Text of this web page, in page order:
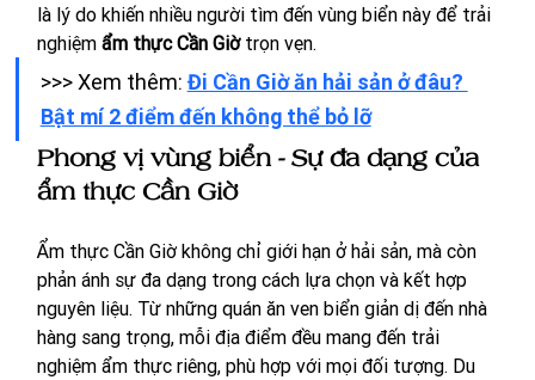
là lý do khiến nhiều người tìm đến vùng biển này để trải
nghiệm ẩm thực Cần Giờ trọn vẹn.
>>> Xem thêm: Đi Cần Giờ ăn hải sản ở đâu?
Bật mí 2 điểm đến không thể bỏ lỡ
Phong vị vùng biển - Sự đa dạng của
ẩm thực Cần Giờ
Ẩm thực Cần Giờ không chỉ giới hạn ở hải sản, mà còn
phản ánh sự đa dạng trong cách lựa chọn và kết hợp
nguyên liệu. Từ những quán ăn ven biển giản dị đến nhà
hàng sang trọng, mỗi địa điểm đều mang đến trải
nghiệm ẩm thực riêng, phù hợp với mọi đối tượng. Du